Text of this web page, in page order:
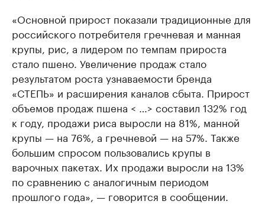
«Основной прирост показали традиционные для
российского потребителя гречневая и манная
крупы, рис, а лидером по темпам прироста
стало пшено. Увеличение продаж стало
результатом роста узнаваемости бренда
«СТЕПЬ» и расширения каналов сбыта. Прирост
объемов продаж пшена < …> составил 132% год
к году, продажи риса выросли на 81%, манной
крупы — на 76%, а гречневой — на 57%. Также
большим спросом пользовались крупы в
варочных пакетах. Их продажи выросли на 13%
по сравнению с аналогичным периодом
прошлого года», — говорится в сообщении.